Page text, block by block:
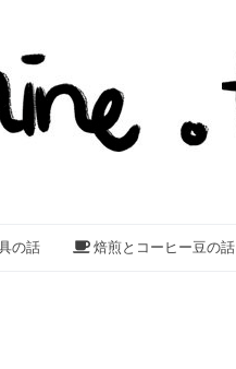
の話 焙煎とコーヒー豆の話